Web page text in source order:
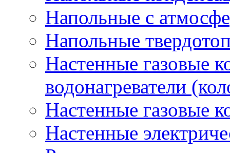
Напольные с
Напольные
Настенные газовые
водонагреватели
Настенные газовые
Настенные